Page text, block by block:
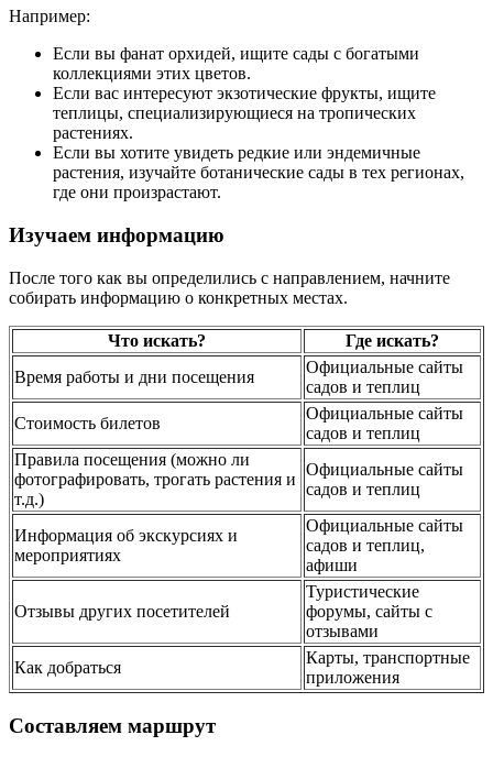
Например:
Если вы фанат орхидей, ищите сады с богатыми
коллекциями этих цветов.
Если вас интересуют экзотические фрукты, ищите
теплицы, специализирующиеся на тропических
растениях.
Если вы хотите увидеть редкие или эндемичные
растения, изучайте ботанические сады в тех регионах,
где они произрастают.
Изучаем информацию
После того как вы определились с направлением, начните
собирать информацию о конкретных местах.
Что искать?
Где искать?
Время работы и дни посещения
Официальные сайты
садов и теплиц
Стоимость билетов
Официальные сайты
садов и теплиц
Правила посещения (можно ли
фотографировать, трогать растения и
т.д.)
Официальные сайты
садов и теплиц
Информация об экскурсиях и
мероприятиях
Официальные сайты
садов и теплиц,
афиши
Отзывы других посетителей
Туристические
форумы, сайты с
отзывами
Как добраться
Карты, транспортные
приложения
Составляем маршрут